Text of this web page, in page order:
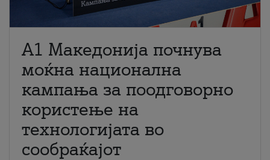
A1 Македонија почнува
моќна национална
кампања за поодговорно
користење на
технологијата во
сообраќајот